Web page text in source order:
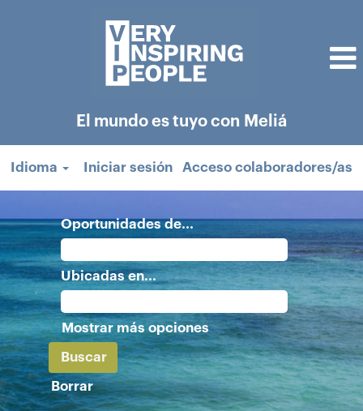
El mundo es tuyo con Meliá
Idioma Iniciar sesión Acceso colaboradores/as
Oportunidades de...
Ubicadas en...
Mostrar más opciones
Borrar